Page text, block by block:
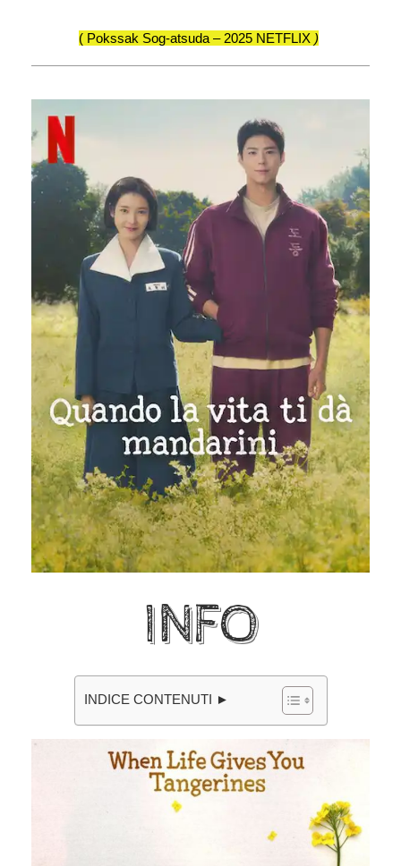
( Pokssak Sog-atsuda – 2025 NETFLIX )
INFO
INDICE CONTENUTI ►